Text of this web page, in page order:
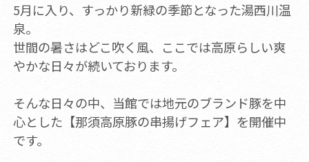
5月に入り、すっかり新緑の季節となった湯西川温
泉。
世間の暑さはどこ吹く風、ここでは高原らしい爽
やかな日々が続いております。
そんな日々の中、当館では地元のブランド豚を中
心とした【那須高原豚の串揚げフェア】を開催中
です。